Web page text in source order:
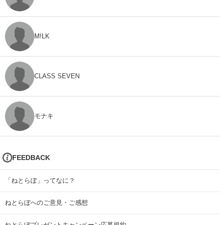
M!LK
CLASS SEVEN
モナキ
FEEDBACK
「ねとらぼ」ってなに？
ねとらぼへのご意見・ご感想